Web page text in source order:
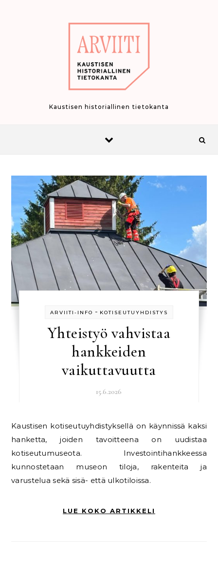
Kaustisen historiallinen tietokanta
ARVIITI-INFO - KOTISEUTUYHDISTYS
Yhteistyö vahvistaa
hankkeiden
vaikuttavuutta
15.6.2026
Kaustisen kotiseutuyhdistyksellä on käynnissä kaksi
hanketta, joiden tavoitteena on uudistaa
kotiseutumuseota. Investointihankkeessa
kunnostetaan museon tiloja, rakenteita ja
varustelua sekä sisä- että ulkotiloissa.
LUE KOKO ARTIKKELI